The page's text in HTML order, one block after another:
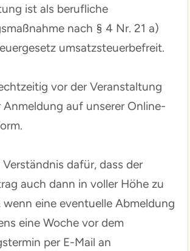
ist als berufliche
nach § 4 Nr. 21 a)
umsatzsteuerbefreit.
vor der Veranstaltung
Anmeldung auf unserer Online-
dafür, dass der
auch dann in voller Höhe zu
eine eventuelle Abmeldung
eine Woche vor dem
per E-Mail an